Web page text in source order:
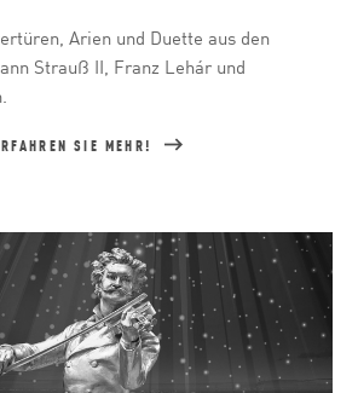
Arien und Duette aus den
Strauß II, Franz Lehár und
SIE MEHR!